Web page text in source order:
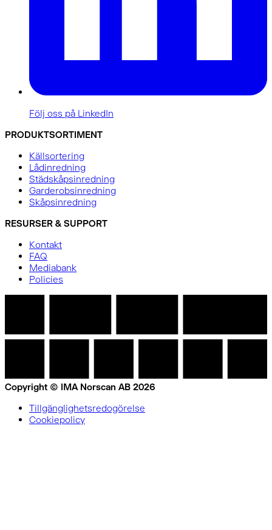
Följ oss på LinkedIn
PRODUKTSORTIMENT
Källsortering
Lådinredning
Städskåpsinredning
Garderobsinredning
Skåpsinredning
RESURSER & SUPPORT
Kontakt
FAQ
Mediabank
Policies
Copyright © IMA Norscan AB 2026
Tillgänglighetsredogörelse
Cookiepolicy